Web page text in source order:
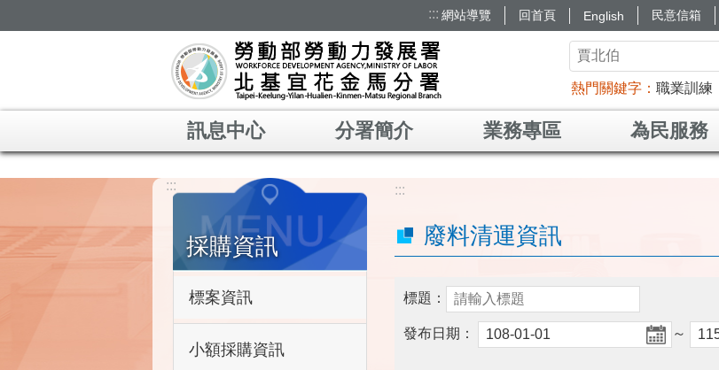
::: 網站導覽 回首頁 English 民意信箱
熱門關鍵字 職業訓練
訊息中心 分署簡介 業務專區 為民服務
:::
採購資訊
標案資訊
小額採購資訊
:::
廢料清運資訊
標題：
發布日期： ～